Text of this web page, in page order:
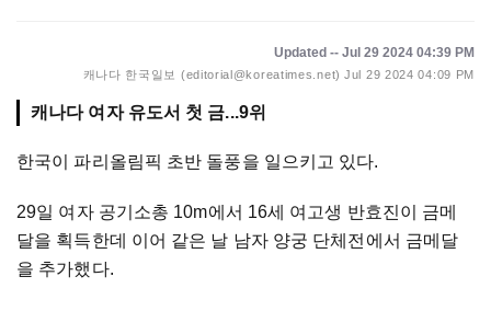
Updated -- Jul 29 2024 04:39 PM
캐나다 한국일보 (editorial@koreatimes.net) Jul 29 2024 04:09 PM
캐나다 여자 유도서 첫 금...9위
한국이 파리올림픽 초반 돌풍을 일으키고 있다.
29일 여자 공기소총 10m에서 16세 여고생 반효진이 금메
달을 획득한데 이어 같은 날 남자 양궁 단체전에서 금메달
을 추가했다.